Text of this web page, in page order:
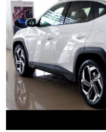
Trafik Cezaları & Mevzuat
Ehliyet & Ruhsat İşlemleri
Sigorta & Kasko
Yakıt, LPG & Elektrikli